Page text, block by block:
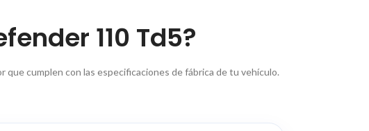
110 Td5?
que cumplen con las especificaciones de fábrica de tu vehículo.